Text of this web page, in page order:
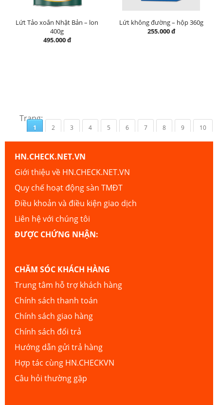
Lứt Tảo xoắn Nhật Bản – lon
400g
495.000 đ
Lứt không đường – hộp 360g
255.000 đ
Trang:
1 2 3 4 5 6 7 8 9 10
HN.CHECK.NET.VN
Giới thiệu về HN.CHECK.NET.VN
Quy chế hoạt động sàn TMĐT
Điều khoản và điều kiện giao dịch
Liên hệ với chúng tôi
ĐƯỢC CHỨNG NHẬN:
CHĂM SÓC KHÁCH HÀNG
Trung tâm hỗ trợ khách hàng
Chính sách thanh toán
Chính sách giao hàng
Chính sách đổi trả
Hướng dẫn gửi trả hàng
Hợp tác cùng HN.CHECKVN
Câu hỏi thường gặp